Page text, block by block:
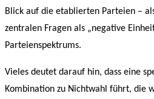
Blick auf die etablierten Parteien –
zentralen Fragen als „negative
Parteienspektrums.
Vieles deutet darauf hin, dass eine
Kombination zu Nichtwahl führt, die